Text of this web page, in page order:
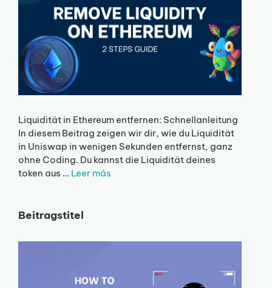
Liquidität in Ethereum entfernen: Schnellanleitung
In diesem Beitrag zeigen wir dir, wie du Liquidität
in Uniswap in wenigen Sekunden entfernst, ganz
ohne Coding. Du kannst die Liquidität deines
token aus … Leer más
Beitragstitel